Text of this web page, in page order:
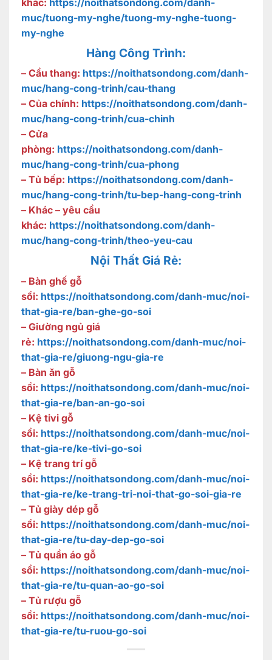
muc/tuong-my-nghe/tuong-my-nghe-tuong-
my-nghe
Hàng Công Trình:
– Cầu thang: https://noithatsondong.com/danh-
muc/hang-cong-trinh/cau-thang
– Của chính: https://noithatsondong.com/danh-
muc/hang-cong-trinh/cua-chinh
– Cửa
phòng: https://noithatsondong.com/danh-
muc/hang-cong-trinh/cua-phong
– Tủ bếp: https://noithatsondong.com/danh-
muc/hang-cong-trinh/tu-bep-hang-cong-trinh
– Khác – yêu cầu
khác: https://noithatsondong.com/danh-
muc/hang-cong-trinh/theo-yeu-cau
Nội Thất Giá Rẻ:
– Bàn ghế gỗ
sồi: https://noithatsondong.com/danh-muc/noi-
that-gia-re/ban-ghe-go-soi
– Giường ngủ giá
rẻ: https://noithatsondong.com/danh-muc/noi-
that-gia-re/giuong-ngu-gia-re
– Bàn ăn gỗ
sồi: https://noithatsondong.com/danh-muc/noi-
that-gia-re/ban-an-go-soi
– Kệ tivi gỗ
sồi: https://noithatsondong.com/danh-muc/noi-
that-gia-re/ke-tivi-go-soi
– Kệ trang trí gỗ
sồi: https://noithatsondong.com/danh-muc/noi-
that-gia-re/ke-trang-tri-noi-that-go-soi-gia-re
– Tủ giày dép gỗ
sồi: https://noithatsondong.com/danh-muc/noi-
that-gia-re/tu-day-dep-go-soi
– Tủ quần áo gỗ
sồi: https://noithatsondong.com/danh-muc/noi-
that-gia-re/tu-quan-ao-go-soi
– Tủ rượu gỗ
sồi: https://noithatsondong.com/danh-muc/noi-
that-gia-re/tu-ruou-go-soi